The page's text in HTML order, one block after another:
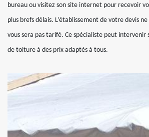
bureau ou visitez son site internet pour recevoir
plus brefs délais. L’établissement de votre devis
vous sera pas tarifé. Ce spécialiste peut intervenir
de toiture à des prix adaptés à tous.